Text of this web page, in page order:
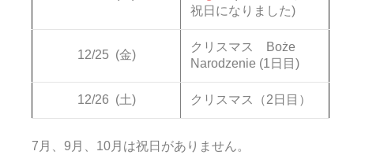
祝日になりました)
12/25 (金)
クリスマス Boże
Narodzenie (1日目)
12/26 (土) クリスマス（2日目）
7月、9月、10月は祝日がありません。